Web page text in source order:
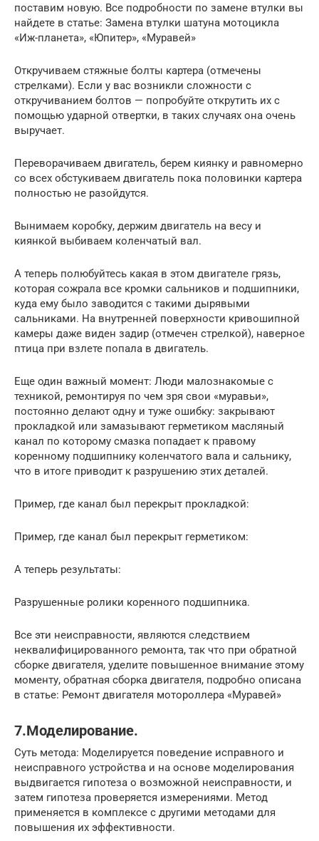
поставим новую. Все подробности по замене втулки вы
найдете в статье: Замена втулки шатуна мотоцикла
«Иж-планета», «Юпитер», «Муравей»
Откручиваем стяжные болты картера (отмечены
стрелками). Если у вас возникли сложности с
откручиванием болтов — попробуйте открутить их с
помощью ударной отвертки, в таких случаях она очень
выручает.
Переворачиваем двигатель, берем киянку и равномерно
со всех обстукиваем двигатель пока половинки картера
полностью не разойдутся.
Вынимаем коробку, держим двигатель на весу и
киянкой выбиваем коленчатый вал.
А теперь полюбуйтесь какая в этом двигателе грязь,
которая сожрала все кромки сальников и подшипники,
куда ему было заводится с такими дырявыми
сальниками. На внутренней поверхности кривошипной
камеры даже виден задир (отмечен стрелкой), наверное
птица при взлете попала в двигатель.
Еще один важный момент: Люди малознакомые с
техникой, ремонтируя по чем зря свои «муравьи»,
постоянно делают одну и туже ошибку: закрывают
прокладкой или замазывают герметиком масляный
канал по которому смазка попадает к правому
коренному подшипнику коленчатого вала и сальнику,
что в итоге приводит к разрушению этих деталей.
Пример, где канал был перекрыт прокладкой:
Пример, где канал был перекрыт герметиком:
А теперь результаты:
Разрушенные ролики коренного подшипника.
Все эти неисправности, являются следствием
неквалифицированного ремонта, так что при обратной
сборке двигателя, уделите повышенное внимание этому
моменту, обратная сборка двигателя, подробно описана
в статье: Ремонт двигателя мотороллера «Муравей»
7.Моделирование.
Суть метода: Моделируется поведение исправного и
неисправного устройства и на основе моделирования
выдвигается гипотеза о возможной неисправности, и
затем гипотеза проверяется измерениями. Метод
применяется в комплексе с другими методами для
повышения их эффективности.